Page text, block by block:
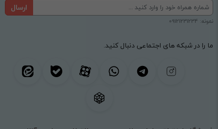
ارسال
نمونه: 09121231234
ما را در شبکه های اجتماعی دنبال کنید.